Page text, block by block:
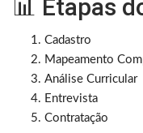
📊 Etapas
Cadastro
Mapeamento
Análise Curricular
Entrevista
Contratação